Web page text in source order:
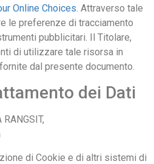
Online Choices. Attraverso tale
le preferenze di tracciamento
pubblicitari. Il Titolare,
di utilizzare tale risorsa in
dal presente documento.
dei Dati
di Cookie e di altri sistemi di